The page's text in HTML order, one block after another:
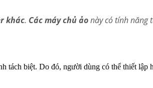
khác. Các máy chủ ảonày có tính năng
biệt. Do đó, người dùng có thể thiết lập